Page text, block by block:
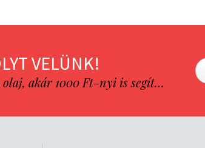
VELÜNK!
olaj, akár 1000 Ft-nyi is segít…